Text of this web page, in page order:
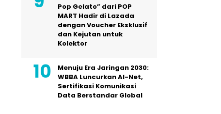
Pop Gelato” dari POP
MART Hadir di Lazada
dengan Voucher Eksklusif
dan Kejutan untuk
Kolektor
Menuju Era Jaringan 2030:
WBBA Luncurkan AI-Net,
Sertifikasi Komunikasi
Data Berstandar Global